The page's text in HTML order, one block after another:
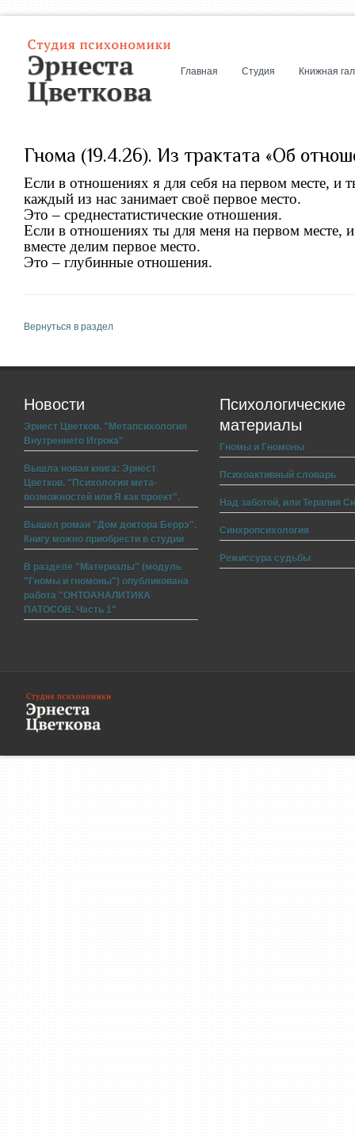
Главная Студия Книжная
Гнома (19.4.26). Из трактата «Об
Если в отношениях я для себя на первом месте, и
каждый из нас занимает своё первое место.
Это – среднестатистические отношения.
Если в отношениях ты для меня на первом месте,
вместе делим первое место.
Это – глубинные отношения.
Вернуться в раздел
Новости
Эрнест Цветков. "Метапсихология
Внутреннего Игрока"
Вышла новая книга: Эрнест
Цветков. "Психология мета-
возможностей или Я как проект".
Вышел роман "Дом доктора Беррэ".
Книгу можно приобрести в студии
В разделе "Материалы" (модуль
"Гномы и гномоны") опубликована
работа "ОНТОАНАЛИТИКА
ПАТОСОВ. Часть 1"
Психологические
материалы
Гномы и Гномоны
Психоактивный словарь
Над заботой, или Терапия
Синхропсихология
Режиссура судьбы